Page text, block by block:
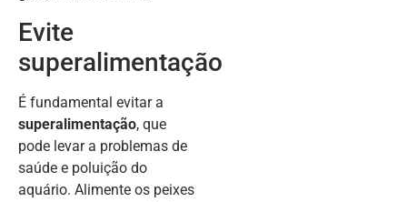
Evite
superalimentação
É fundamental evitar a
superalimentação, que
pode levar a problemas de
saúde e poluição do
aquário. Alimente os peixes